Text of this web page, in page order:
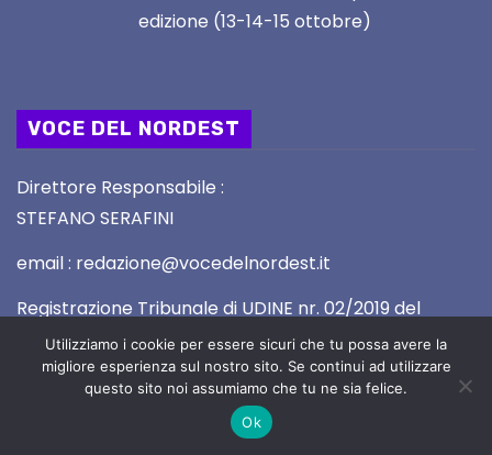
edizione (13-14-15 ottobre)
VOCE DEL NORDEST
Direttore Responsabile :
STEFANO SERAFINI
email : redazione@vocedelnordest.it
Registrazione Tribunale di UDINE nr. 02/2019 del
5.2.2019
Utilizziamo i cookie per essere sicuri che tu possa avere la
migliore esperienza sul nostro sito. Se continui ad utilizzare
questo sito noi assumiamo che tu ne sia felice.
Ok